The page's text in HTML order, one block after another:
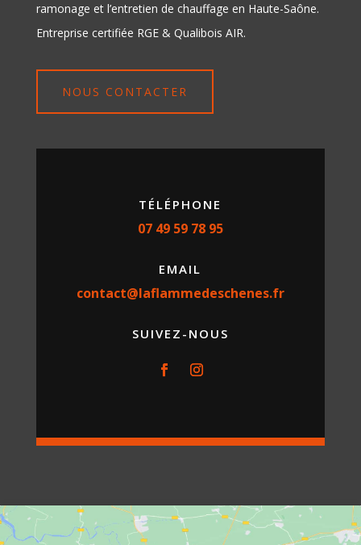
ramonage et l’entretien de chauffage en Haute-Saône.
Entreprise certifiée RGE & Qualibois AIR.
NOUS CONTACTER
TÉLÉPHONE
07 49 59 78 95
EMAIL
contact@laflammedeschenes.fr
SUIVEZ-NOUS